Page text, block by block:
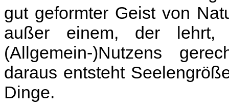
gut geformter Geist von
außer einem, der lehrt,
(Allgemein-)Nutzens
daraus entsteht
Dinge.